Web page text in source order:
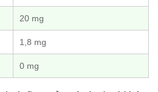
20 mg
1,8 mg
0 mg